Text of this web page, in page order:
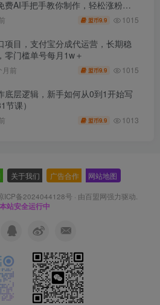
费AI手把手教你制作，轻松涨粉
单到手软
盟币9.9 1015
项目，支付宝分成代运营，长期稳
零门槛单号每月1w＋
月前 盟币9.9 1015
底层逻辑，新手如何从0到1开始写
节课）
盟币9.9 1013
关于我们 广告合作 网站地图
ICP备2024044128号 · 由百盟网强力驱动.
本站安全运行中